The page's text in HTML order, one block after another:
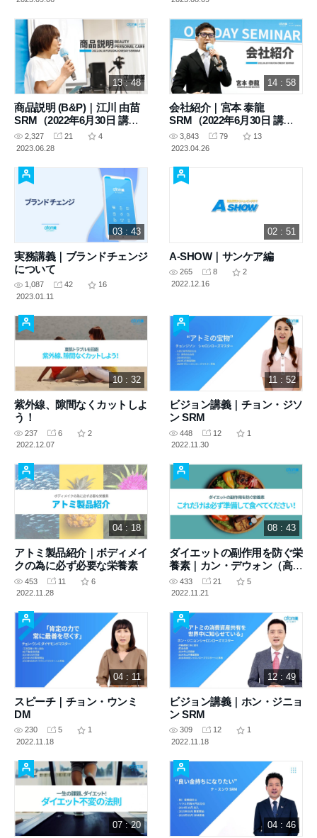
13 : 48
商品説明 (B&P)｜江川 由苗
SRM（2022年6月30日 講
義）2,327 21
4
2023.06.28
14 : 58
会社紹介｜宮本 泰龍
SRM（2022年6月30日 講
義）3,843 79
13
2023.04.26
03 : 43
実務講義｜ブランドチェンジ
について
1,087 42
16
2023.01.11
02 : 51
A-SHOW｜サンケア編
265 8
2
2022.12.16
10 : 32
紫外線、隙間なくカットしよ
う！
237 6
2
2022.12.07
11 : 52
ビジョン講義｜チョン・ジソ
ン SRM
448 12
1
2022.11.30
04 : 18
アトミ製品紹介｜ボディメイ
クの為に必ず必要な栄養素
453 11
6
2022.11.28
08 : 43
ダイエットの副作用を防ぐ栄
養素｜カン・デウォン（高麗
大学区薬学部研究教授）
433 21
5
2022.11.21
04 : 11
スピーチ｜チョン・ウンミ
DM
230 5
1
2022.11.18
12 : 49
ビジョン講義｜ホン・ジニョ
ン SRM
309 12
1
2022.11.18
07 : 20 04 : 46